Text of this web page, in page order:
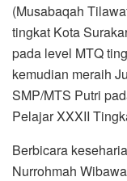
(Musabaqah
tingkat Kota
pada level MTQ
kemudian meraih
SMP/MTS Putri
Pelajar XXXII
Berbicara
Nurrohmah